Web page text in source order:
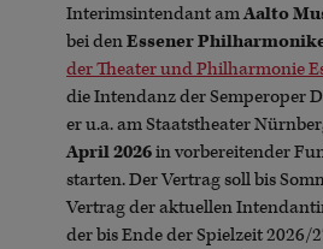
Interimsintendant amAalto
bei denEssener
der Theater und Philharmonie
die Intendanz der Semperoper
er u.a. am Staatstheater
April 2026in vorbereitender
starten. Der Vertrag soll bis
Vertrag der aktuellen
der bis Ende der Spielzeit 2026/